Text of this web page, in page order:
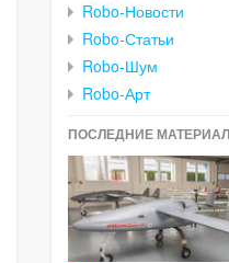
Robo-Новости
Robo-Статьи
Robo-Шум
Robo-Арт
ПОСЛЕДНИЕ